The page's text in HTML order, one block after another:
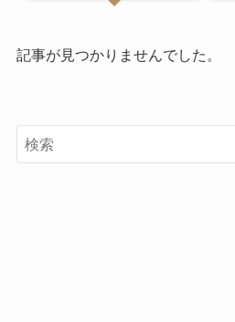
記事が見つかりませんでした。